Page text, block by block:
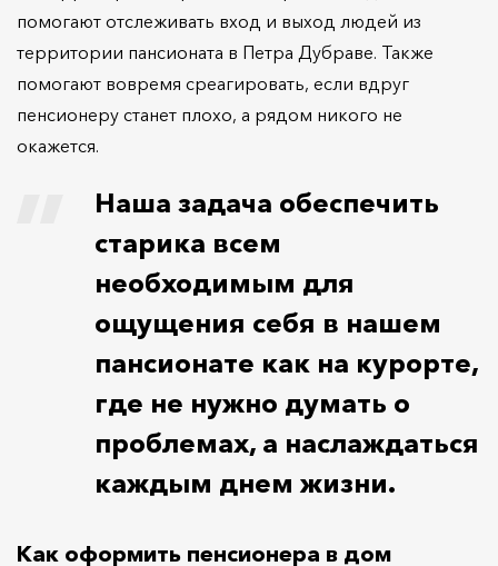
помогают отслеживать вход и выход людей из
территории пансионата в Петра Дубраве. Также
помогают вовремя среагировать, если вдруг
пенсионеру станет плохо, а рядом никого не
окажется.
Наша задача обеспечить
старика всем
необходимым для
ощущения себя в нашем
пансионате как на курорте,
где не нужно думать о
проблемах, а наслаждаться
каждым днем жизни.
Как оформить пенсионера в дом